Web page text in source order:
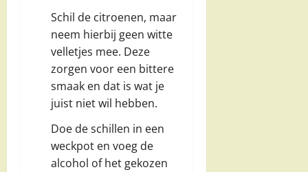
Schil de citroenen, maar
neem hierbij geen witte
velletjes mee. Deze
zorgen voor een bittere
smaak en dat is wat je
juist niet wil hebben.
Doe de schillen in een
weckpot en voeg de
alcohol of het gekozen